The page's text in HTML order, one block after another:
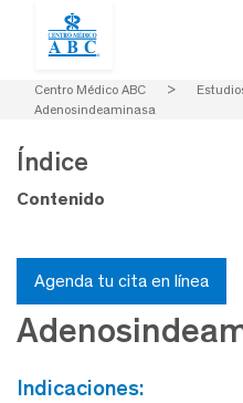
Centro Médico ABC >
Adenosindeaminasa
indicaciones:
Índice
Contenido
Agenda tu cita en línea